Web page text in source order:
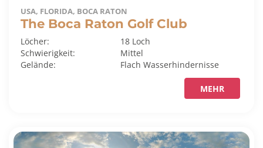
USA, FLORIDA, BOCA RATON
The Boca Raton Golf Club
Löcher:
18 Loch
Schwierigkeit:
Mittel
Gelände:
FlachWasserhindernisse
MEHR